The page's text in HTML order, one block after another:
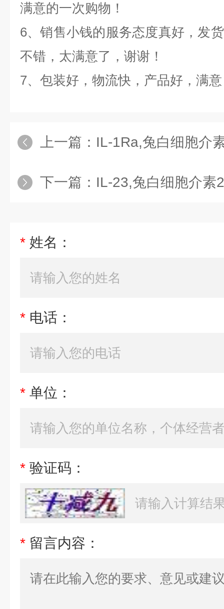
满意的一次购物！
6、销售小钱的服务态度真好，发
不错，太满意了，谢谢！
7、包装好，物流快，产品好，满
上一篇： IL-1Ra,兔白细胞介素1
下一篇： IL-23,兔白细胞介素
* 姓名：
* 电话：
* 单位：
* 验证码：
* 留言内容：